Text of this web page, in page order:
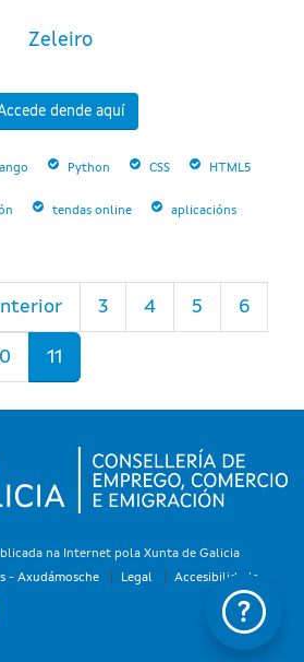
Zeleiro
dende aquí
Python CSS HTML5
tendas online aplicacións
3 4 5 6
11
na Internet pola Xunta de Galicia
- Axudámosche Legal Accesibilidade